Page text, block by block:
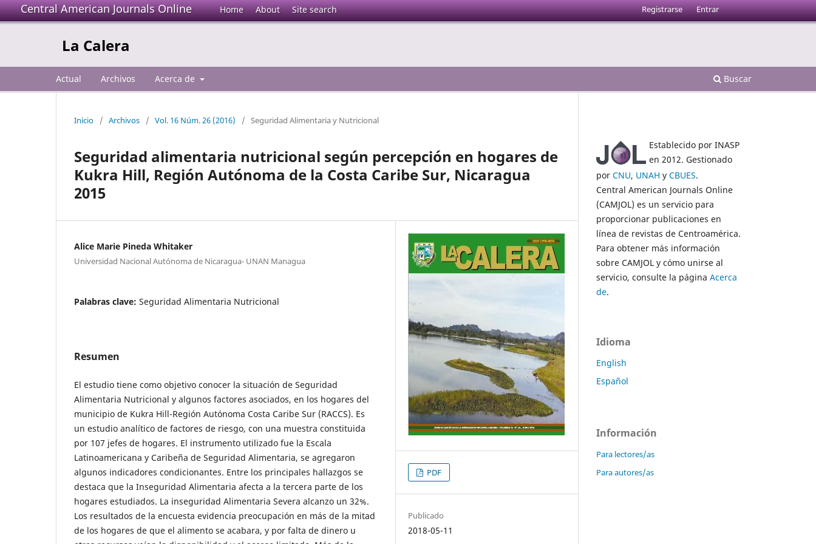
Central American Journals Online Home About Site search
La Calera
Actual Archivos Acerca de Buscar
Registrarse Entrar
Inicio / Archivos / Vol. 16 Núm. 26 (2016) / Seguridad Alimentaria y Nutricional
Seguridad alimentaria nutricional según percepción en hogares de
Kukra Hill, Región Autónoma de la Costa Caribe Sur, Nicaragua
2015
Alice Marie Pineda Whitaker
Universidad Nacional Autónoma de Nicaragua- UNAN Managua
Palabras clave: Seguridad Alimentaria Nutricional
Resumen
El estudio tiene como objetivo conocer la situación de Seguridad
Alimentaria Nutricional y algunos factores asociados, en los hogares del
municipio de Kukra Hill-Región Autónoma Costa Caribe Sur (RACCS). Es
un estudio analítico de factores de riesgo, con una muestra constituida
por 107 jefes de hogares. El instrumento utilizado fue la Escala
Latinoamericana y Caribeña de Seguridad Alimentaria, se agregaron
algunos indicadores condicionantes. Entre los principales hallazgos se
destaca que la Inseguridad Alimentaria afecta a la tercera parte de los
hogares estudiados. La inseguridad Alimentaria Severa alcanzo un 32%.
Los resultados de la encuesta evidencia preocupación en más de la mitad
de los hogares de que el alimento se acabara, y por falta de dinero u
PDF
Publicado
2018-05-11
Establecido por INASP
en 2012. Gestionado
por CNU, UNAH y CBUES.
Central American Journals Online
(CAMJOL) es un servicio para
proporcionar publicaciones en
línea de revistas de Centroamérica.
Para obtener más información
sobre CAMJOL y cómo unirse al
servicio, consulte la página Acerca
de.
Idioma
English
Español
Información
Para lectores/as
Para autores/as